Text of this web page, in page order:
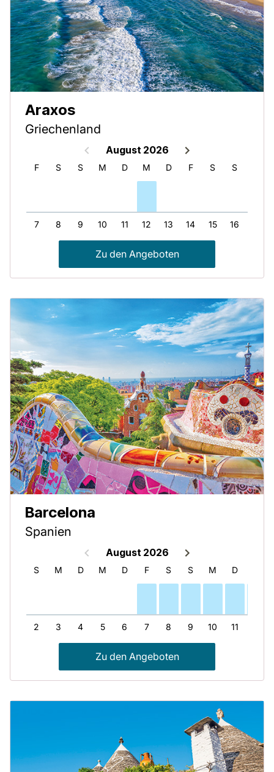
Araxos
Griechenland
August 2026
F
7
S
8
S
9
M
10
D
11
M
12
D
13
F
14
S
15
S
16
Zu den Angeboten
Barcelona
Spanien
August 2026
S
2
M
3
D
4
M
5
D
6
F
7
S
8
S
9
M
10
D
11
Zu den Angeboten